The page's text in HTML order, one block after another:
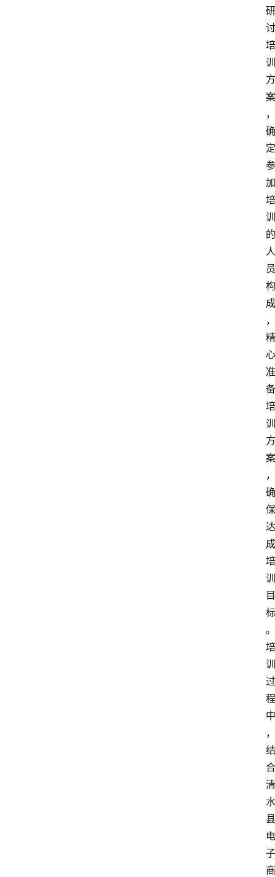
研
讨
培
训
方
案
，
确
定
参
加
培
训
的
人
员
构
成
，
精
心
准
备
培
训
方
案
，
确
保
达
成
培
训
目
标
。
培
训
过
程
中
，
结
合
清
水
县
电
子
商